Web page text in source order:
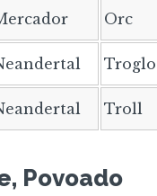
Orc
Troll
Povoado